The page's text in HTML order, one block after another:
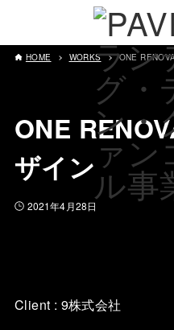
HOME WORKS ONE
ONE
ザイン
2021年4月28日
Client : 9株式会社